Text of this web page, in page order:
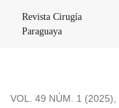
Revista Cirugía
Paraguaya
VOL. 49 NÚM. 1 (2025),